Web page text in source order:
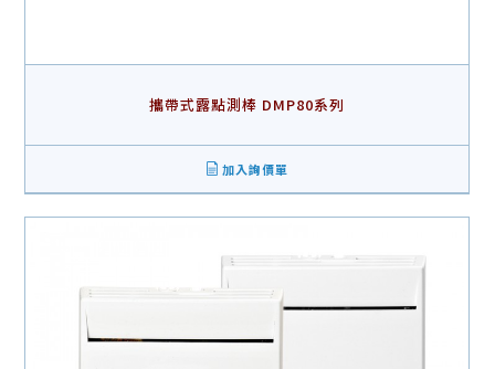
攜帶式露點測棒 DMP80系列
加入詢價單